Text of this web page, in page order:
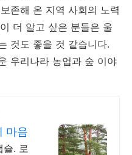
존해 온 지역 사회의 노력
더 알고 싶은 분들은 울
것도 좋을 것 같습니다.
우리나라 농업과 숲 이야
마음
슐. 로